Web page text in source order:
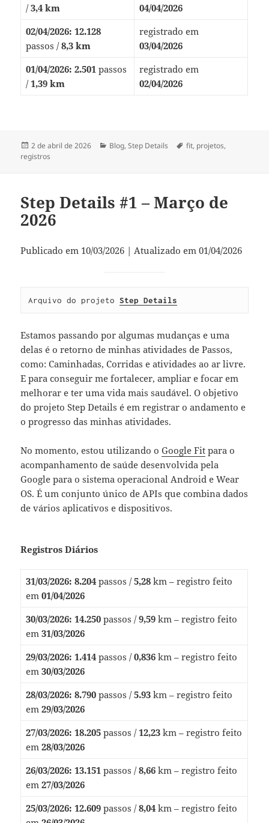
/3,4 km
04/04/2026
02/04/2026: 12.128
passos /8,3 km
registrado em
03/04/2026
01/04/2026: 2.501 passos
/1,39 km
registrado em
02/04/2026
Publicado
em
2 de abril de 2026 Categorias
Blog,Step Details Tags
fit, projetos,
registros
Step Details #1 – Março de
2026
Publicado em 10/03/2026 | Atualizado em 01/04/2026
Arquivo do projeto Step Details
Estamos passando por algumas mudanças e uma
delas é o retorno de minhas atividades de Passos,
como: Caminhadas, Corridas e atividades ao ar livre.
E para conseguir me fortalecer, ampliar e focar em
melhorar e ter uma vida mais saudável. O objetivo
do projeto Step Details é em registrar o andamento e
o progresso das minhas atividades.
No momento, estou utilizando oGoogle Fit para o
acompanhamento de saúde desenvolvida pela
Google para o sistema operacional Android e Wear
OS. É um conjunto único de APIs que combina dados
de vários aplicativos e dispositivos.
Registros Diários
31/03/2026: 8.204passos /5,28km – registro feito
em 01/04/2026
30/03/2026: 14.250passos /9,59km – registro feito
em 31/03/2026
29/03/2026: 1.414passos /0,836km – registro feito
em 30/03/2026
28/03/2026: 8.790passos /5.93km – registro feito
em 29/03/2026
27/03/2026: 18.205passos /12,23km – registro feito
em 28/03/2026
26/03/2026: 13.151 passos /8,66km – registro feito
em 27/03/2026
25/03/2026: 12.609passos /8,04km – registro feito